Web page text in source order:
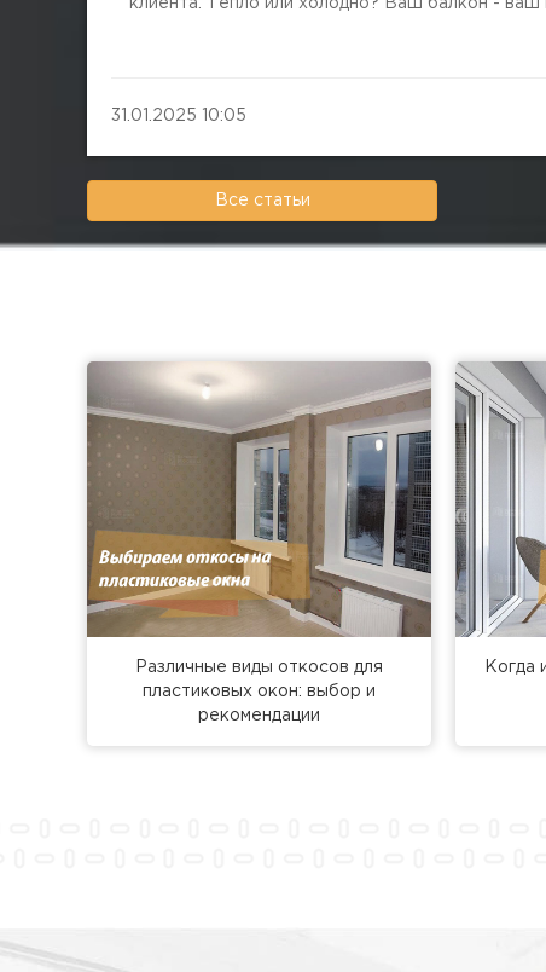
клиента. Тепло или холодно? Ваш балкон - ваш
31.01.2025 10:05
Все статьи
Различные виды откосов для
пластиковых окон: выбор и
рекомендации
Когда